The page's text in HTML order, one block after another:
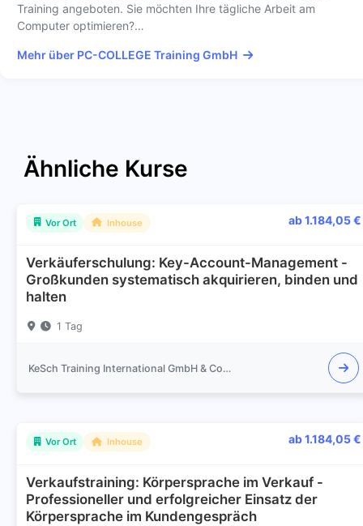
Training angeboten. Sie möchten Ihre tägliche Arbeit am
Computer optimieren?…
Mehr über PC-COLLEGE Training GmbH
Ähnliche Kurse
Vor Ort Inhouse ab 1.184,05 €
Verkäuferschulung: Key-Account-Management -
Großkunden systematisch akquirieren, binden und
halten
1 Tag
KeSch Training International GmbH & Co.KG
Vor Ort Inhouse ab 1.184,05 €
Verkaufstraining: Körpersprache im Verkauf -
Professioneller und erfolgreicher Einsatz der
Körpersprache im Kundengespräch